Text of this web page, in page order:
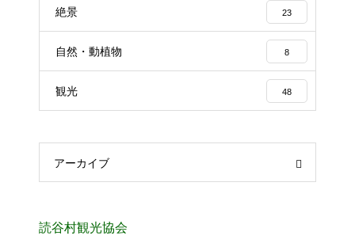
絶景 23
自然・動植物 8
観光 48
アーカイブ
読谷村観光協会